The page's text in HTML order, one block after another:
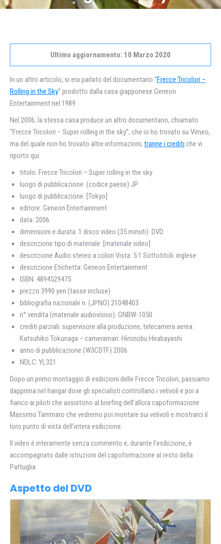
Ultimo aggiornamento: 10 Marzo 2020
In un altro articolo, si era parlato del documentario “Frecce Tricolori –
Rolling in the Sky” prodotto dalla casa giapponese Geneon
Entertainment nel 1989.
Nel 2006, la stessa casa produce un altro documentario, chiamato
“Frecce Tricolori – Super rolling in the sky”, che io ho trovato su Vimeo,
ma del quale non ho trovato altre informazioni, tranne i crediti che vi
riporto qui:
titolo: Frecce Tricolori – Super rolling in the sky
luogo di pubblicazione: (codice paese) JP
luogo di pubblicazione: [Tokyo]
editore: Geneon Entertainment
data: 2006
dimensioni e durata: 1 disco video (35 minuti): DVD
descrizione tipo di materiale: [materiale video]
descrizione Audio stereo a colori Vista: 5.1 Sottotitoli: inglese
descrizione Etichetta: Geneon Entertainment
ISBN: 4894529475
prezzo 3990 yen (tasse incluse)
bibliografia nazionale n. (JPNO) 21048403
n° vendita (materiale audiovisivo): GNBW-1050
crediti parziali: supervisore alla produzione, telecamera aerea:
Katsuhiko Tokunaga – cameraman: Hironobu Hirabayashi
anno di pubblicazione (W3CDTF) 2006
NDLC: YL321
Dopo un primo montaggio di esibizioni delle Frecce Tricolori, passiamo
dapprima nel hangar dove gli specialisti controllano i velivoli e poi a
fianco ai piloti che assistono al briefing dell’allora capoformazione
Massimo Tammaro che vedremo poi montare sui velivoli e mostrarci il
loro punto di vista dell’intera esibizione.
Il video è interamente senza commento e, durante l’esibizione, è
accompagnato dalle istruzioni del capoformazione al resto della
Pattuglia.
Aspetto del DVD